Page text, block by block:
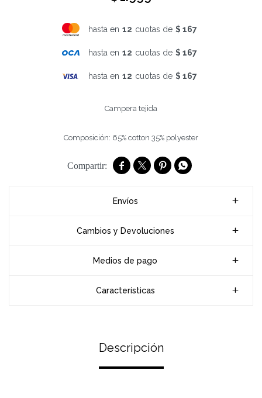
hasta en 12 cuotas de $ 167
hasta en 12 cuotas de $ 167
hasta en 12 cuotas de $ 167
Campera tejida
Composición: 65% cotton 35% polyester
   
Envíos
Cambios y Devoluciones
Medios de pago
Características
Descripción